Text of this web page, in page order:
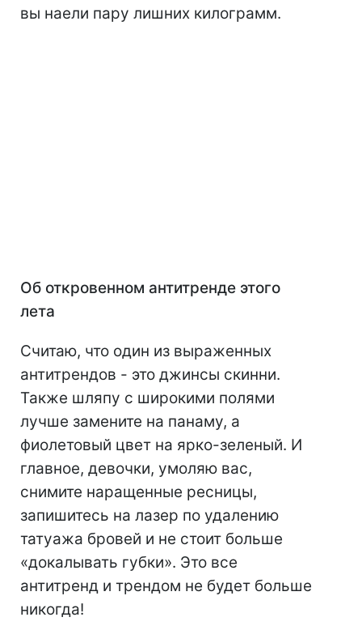
вы наели пару лишних килограмм.
Об откровенном антитренде этого
лета
Считаю, что один из выраженных
антитрендов - это джинсы скинни.
Также шляпу с широкими полями
лучше замените на панаму, а
фиолетовый цвет на ярко-зеленый. И
главное, девочки, умоляю вас,
снимите наращенные ресницы,
запишитесь на лазер по удалению
татуажа бровей и не стоит больше
«докалывать губки». Это все
антитренд и трендом не будет больше
никогда!